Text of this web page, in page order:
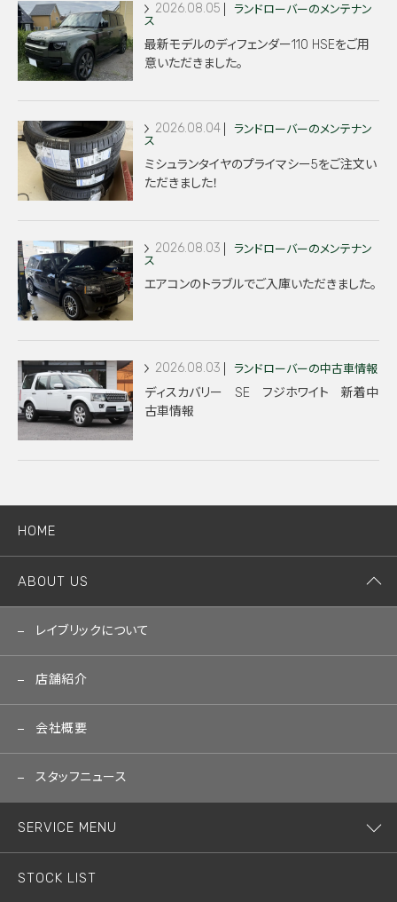
2026.08.05
ランドローバーのメンテナン
ス
最新モデルのディフェンダー110 HSEをご用
意いただきました。
2026.08.04
ランドローバーのメンテナン
ス
ミシュランタイヤのプライマシー5をご注文い
ただきました！
2026.08.03
ランドローバーのメンテナン
ス
エアコンのトラブルでご入庫いただきました。
2026.08.03 ランドローバーの中古車情報
ディスカバリー SE フジホワイト 新着中
古車情報
HOME
ABOUT US
レイブリックについて
店舗紹介
会社概要
スタッフニュース
SERVICE MENU
STOCK LIST